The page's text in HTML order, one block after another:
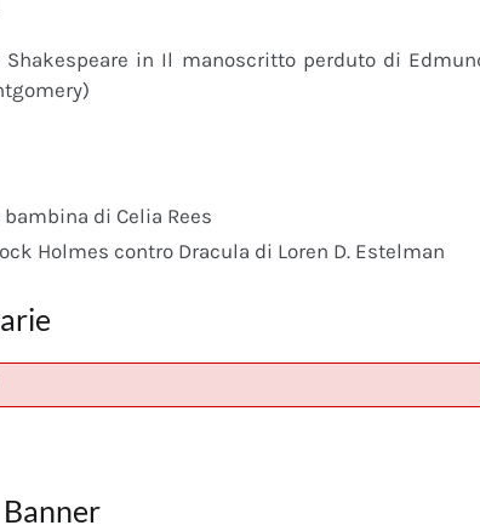
in Il manoscritto perduto di
di Celia Rees
Holmes contro Dracula di Loren D. Estelman
Banner